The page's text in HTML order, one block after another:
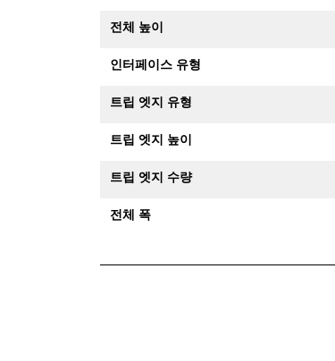
전체 높이
인터페이스 유형
트립 엣지 유형
트립 엣지 높이
트립 엣지 수량
전체 폭